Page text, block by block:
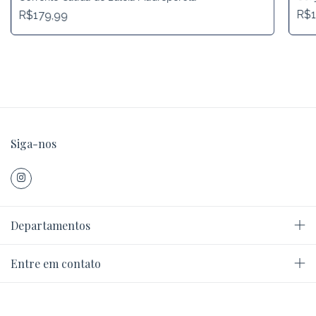
R$179,99
Siga-nos
Departamentos
Entre em contato